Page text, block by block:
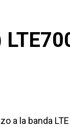
a la banda LTE